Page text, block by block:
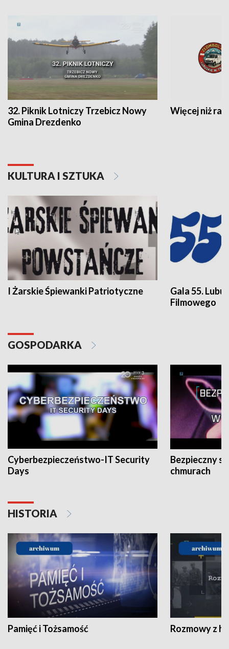
32. Piknik Lotniczy Trzebicz Nowy
Gmina Drezdenko
Więcej niż rajd
KULTURA I SZTUKA
I Żarskie Śpiewanki Patriotyczne
Gala 55.
Filmowego
GOSPODARKA
Cyberbezpieczeństwo-IT Security
Days
Bezpieczny
chmurach
HISTORIA
Pamięć i Tożsamość Rozmowy z